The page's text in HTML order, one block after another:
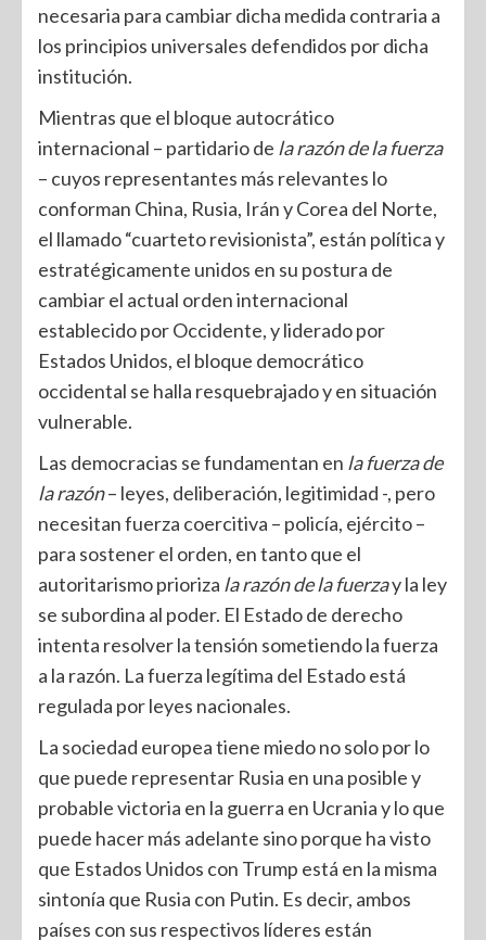
necesaria para cambiar dicha medida contraria a
los principios universales defendidos por dicha
institución.
Mientras que el bloque autocrático
internacional – partidario de la razón de la fuerza
– cuyos representantes más relevantes lo
conforman China, Rusia, Irán y Corea del Norte,
el llamado “cuarteto revisionista”, están política y
estratégicamente unidos en su postura de
cambiar el actual orden internacional
establecido por Occidente, y liderado por
Estados Unidos, el bloque democrático
occidental se halla resquebrajado y en situación
vulnerable.
Las democracias se fundamentan en la fuerza de
la razón– leyes, deliberación, legitimidad -, pero
necesitan fuerza coercitiva – policía, ejército –
para sostener el orden, en tanto que el
autoritarismo prioriza la razón de la fuerzay la ley
se subordina al poder. El Estado de derecho
intenta resolver la tensión sometiendo la fuerza
a la razón. La fuerza legítima del Estado está
regulada por leyes nacionales.
La sociedad europea tiene miedo no solo por lo
que puede representar Rusia en una posible y
probable victoria en la guerra en Ucrania y lo que
puede hacer más adelante sino porque ha visto
que Estados Unidos con Trump está en la misma
sintonía que Rusia con Putin. Es decir, ambos
países con sus respectivos líderes están